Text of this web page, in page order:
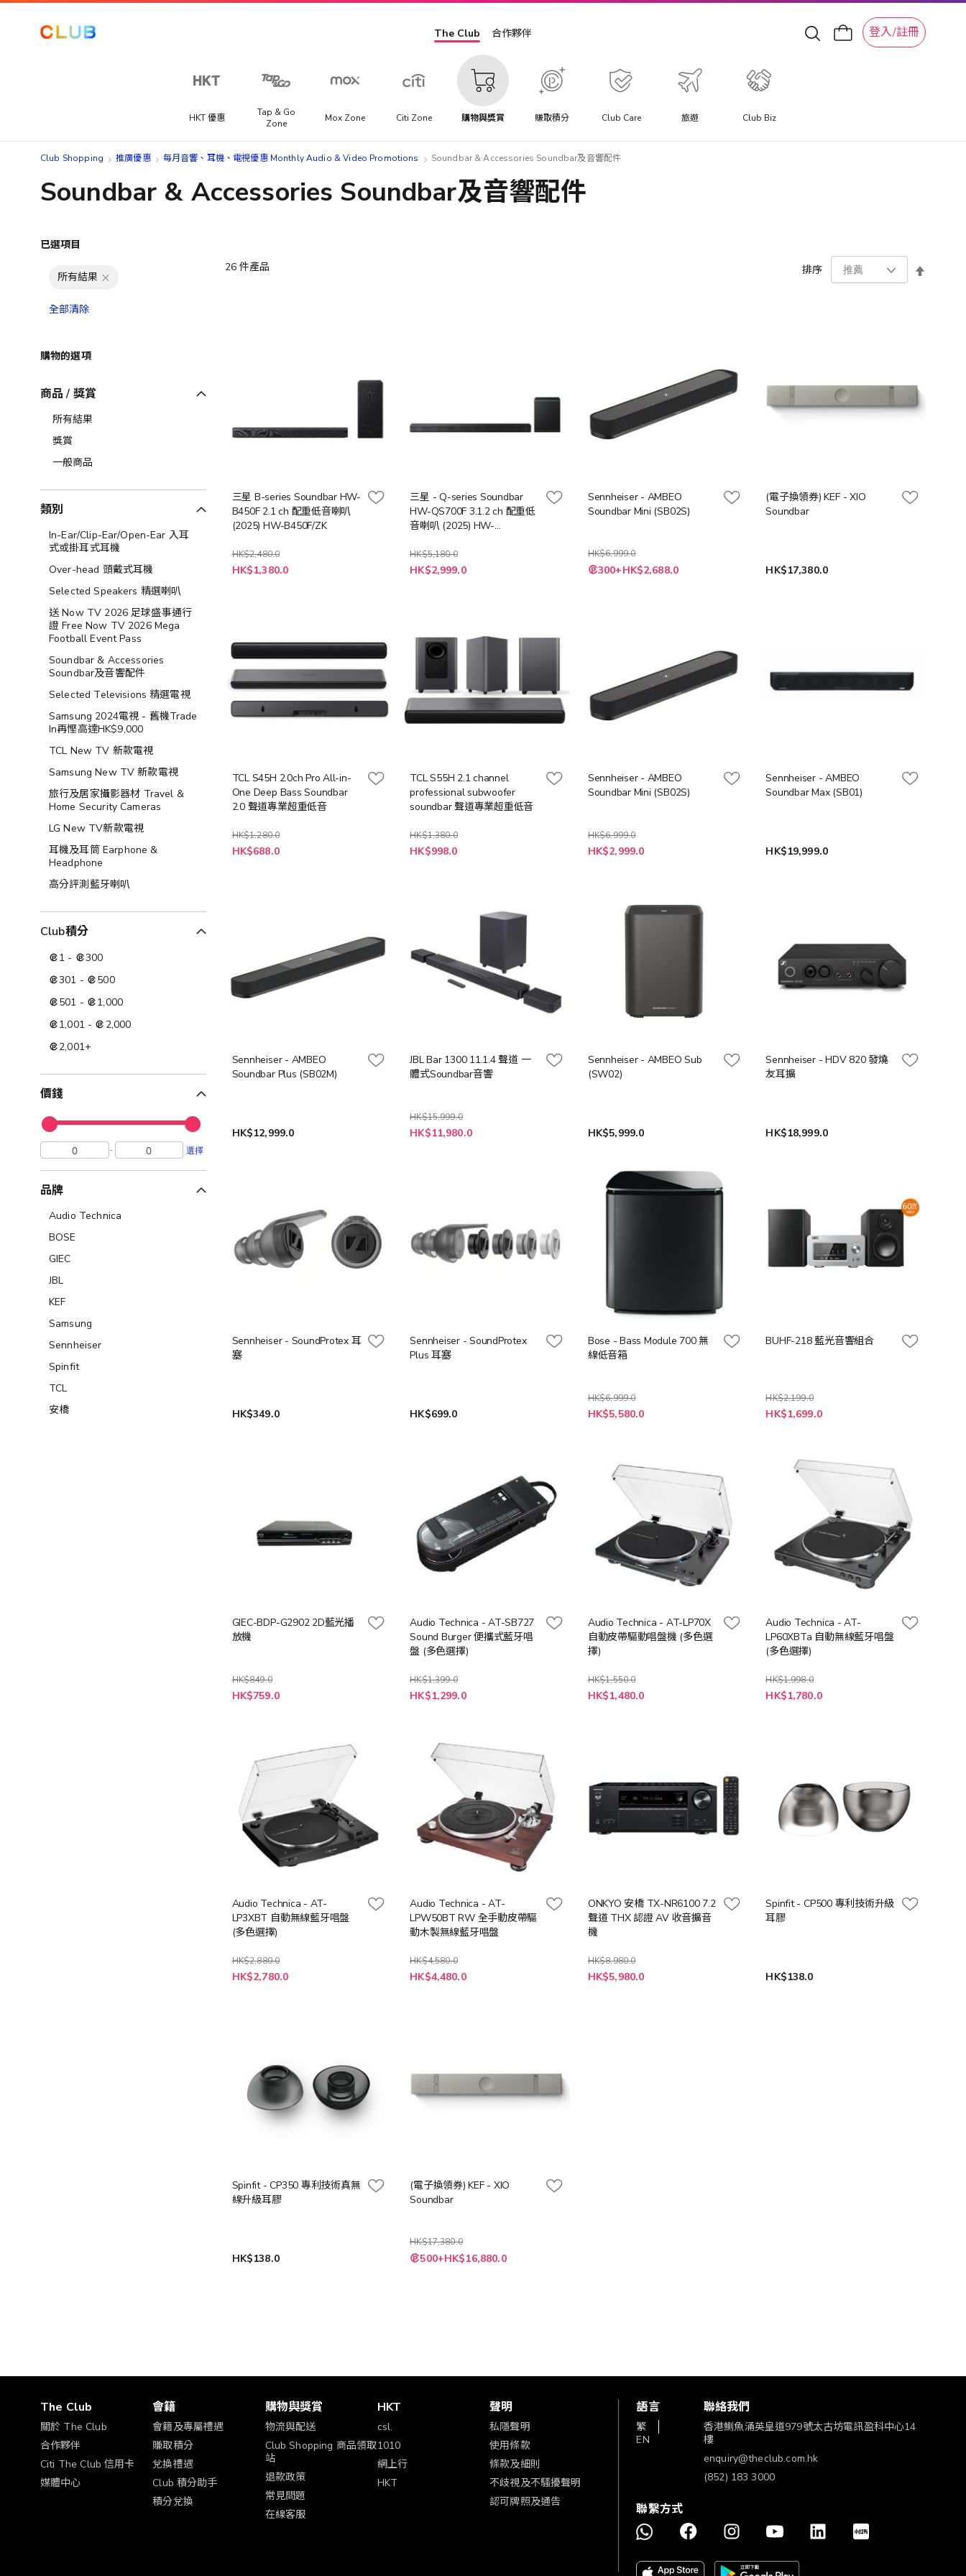
The Club 合作夥伴 登入/註冊
HKT 優惠
Tap & Go
Zone
Mox Zone Citi Zone 購物與獎賞 賺取積分 Club Care 旅遊 Club Biz
Club Shopping 推廣優惠 每月音響、耳機、電視優惠 Monthly Audio & Video Promotions Soundbar & Accessories Soundbar及音響配件
Soundbar & Accessories Soundbar及音響配件
26件產品 排序
三星 B-series Soundbar HW-
B450F 2.1 ch 配重低音喇叭
(2025) HW-B450F/ZK
HK$2,480.0
特
殊
HK$1,380.0
三星 - Q-series Soundbar
HW-QS700F 3.1.2 ch 配重低
音喇叭 (2025) HW-
HK$5,180.0
特
殊
HK$2,999.0
Sennheiser - AMBEO
Soundbar Mini (SB02S)
HK$6,999.0
特
殊300+HK$2,688.0
(電子換領券) KEF - XIO
Soundbar
HK$17,380.0
TCL S45H 2.0ch Pro All-in-
One Deep Bass Soundbar
2.0 聲道專業超重低音
HK$1,280.0
特
殊
HK$688.0
TCL S55H 2.1 channel
professional subwoofer
soundbar 聲道專業超重低音
HK$1,380.0
特
殊
HK$998.0
Sennheiser - AMBEO
Soundbar Mini (SB02S)
HK$6,999.0
特
殊
HK$2,999.0
Sennheiser - AMBEO
Soundbar Max (SB01)
HK$19,999.0
Sennheiser - AMBEO
Soundbar Plus (SB02M)
HK$12,999.0
JBL Bar 1300 11.1.4 聲道 一
體式Soundbar音響
HK$15,999.0
特
殊
HK$11,980.0
Sennheiser - AMBEO Sub
(SW02)
HK$5,999.0
Sennheiser - HDV 820 發燒
友耳擴
HK$18,999.0
Sennheiser - SoundProtex 耳
塞
HK$349.0
Sennheiser - SoundProtex
Plus 耳塞
HK$699.0
Bose - Bass Module 700 無
線低音箱
HK$6,999.0
特
殊
HK$5,580.0
BUHF-218 藍光音響組合
HK$2,199.0
特
殊
HK$1,699.0
GIEC-BDP-G2902 2D藍光播
放機
HK$849.0
特
殊
HK$759.0
Audio Technica - AT-SB727
Sound Burger 便攜式藍牙唱
盤 (多色選擇)
HK$1,399.0
HK$1,299.0
Audio Technica - AT-LP70X
自動皮帶驅動唱盤機 (多色選
擇)
HK$1,550.0
HK$1,480.0
Audio Technica - AT-
LP60XBTa 自動無線藍牙唱盤
(多色選擇)
HK$1,998.0
HK$1,780.0
Audio Technica - AT-
LP3XBT 自動無線藍牙唱盤
(多色選擇)
HK$2,880.0
HK$2,780.0
Audio Technica - AT-
LPW50BT RW 全手動皮帶驅
動木製無線藍牙唱盤
HK$4,580.0
特
殊
HK$4,480.0
ONKYO 安橋 TX-NR6100 7.2
聲道 THX 認證 AV 收音擴音
機
HK$8,980.0
特
殊
HK$5,980.0
Spinfit - CP500 專利技術升級
耳膠
HK$138.0
Spinfit - CP350 專利技術真無
線升級耳膠
HK$138.0
(電子換領券) KEF - XIO
Soundbar
HK$17,380.0
500+HK$16,880.0
已選項目
所有結果
全部清除
購物的選項
商品 / 獎賞
所有結果
獎賞
一般商品
類別
In-Ear/Clip-Ear/Open-Ear 入耳
式或掛耳式耳機
Over-head 頭戴式耳機
Selected Speakers 精選喇叭
送 Now TV 2026 足球盛事通行
證 Free Now TV 2026 Mega
Football Event Pass
Soundbar & Accessories
Soundbar及音響配件
Selected Televisions 精選電視
Samsung 2024電視 - 舊機Trade
In再慳高達HK$9,000​
TCL New TV 新款電視
Samsung New TV 新款電視
旅行及居家攝影器材 Travel &
Home Security Cameras
LG New TV新款電視
耳機及耳筒 Earphone &
Headphone
高分評測藍牙喇叭
Club積分
1 -
300
301 -
500
501 -
1,000
1,001 -
2,000
2,001+
價錢
- 選擇
品牌
Audio Technica
BOSE
GIEC
JBL
KEF
Samsung
Sennheiser
Spinfit
TCL
安橋
The Club
關於 The Club
合作夥伴
Citi The Club 信用卡
媒體中心
會籍
會籍及專屬禮遇
賺取積分
兌換禮遇
Club 積分助手
積分兌換
購物與獎賞
物流與配送
Club Shopping 商品領取
站
退款政策
常見問題
在線客服
HKT
csl.
1010
網上行
HKT
聲明
私隱聲明
使用條款
條款及細則
不歧視及不騷擾聲明
認可牌照及通告
語言
繁
EN
聯絡我們
香港鰂魚涌英皇道979號太古坊電訊盈科中心14
樓
enquiry@theclub.com.hk
(852) 183 3000
聯繫方式